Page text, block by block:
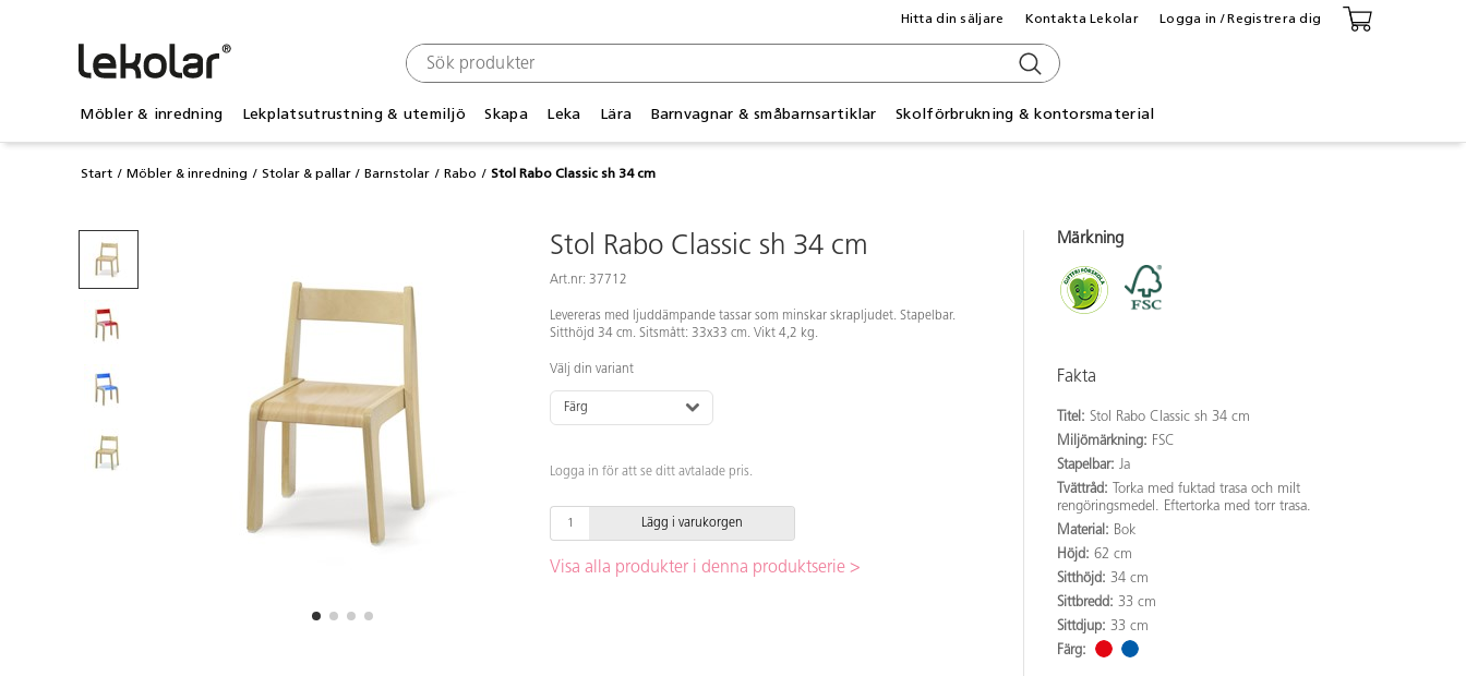
Möbler & inredning Lekplatsutrustning & utemiljö Skapa Leka Lära Barnvagnar & småbarnsartiklar Skolförbrukning & kontorsmaterial
Hitta din säljare Kontakta Lekolar Logga in / Registrera dig
Start Möbler & inredning Stolar & pallar Barnstolar Rabo Stol Rabo Classic sh 34 cm
Stol Rabo Classic sh 34 cm
Art.nr: 37712
Levereras med ljuddämpande tassar som minskar skrapljudet. Stapelbar.
Sitthöjd 34 cm. Sitsmått: 33x33 cm. Vikt 4,2 kg.
Välj din variant
Färg
Logga in för att se ditt avtalade pris.
Lägg i varukorgen
Visa alla produkter i denna produktserie >
Märkning
Fakta
Titel: Stol Rabo Classic sh 34 cm
Miljömärkning: FSC
Stapelbar: Ja
Tvättråd:
Torka med fuktad trasa och milt
rengöringsmedel. Eftertorka med torr trasa.
Material: Bok
Höjd: 62 cm
Sitthöjd: 34 cm
Sittbredd: 33 cm
Sittdjup: 33 cm
Färg: